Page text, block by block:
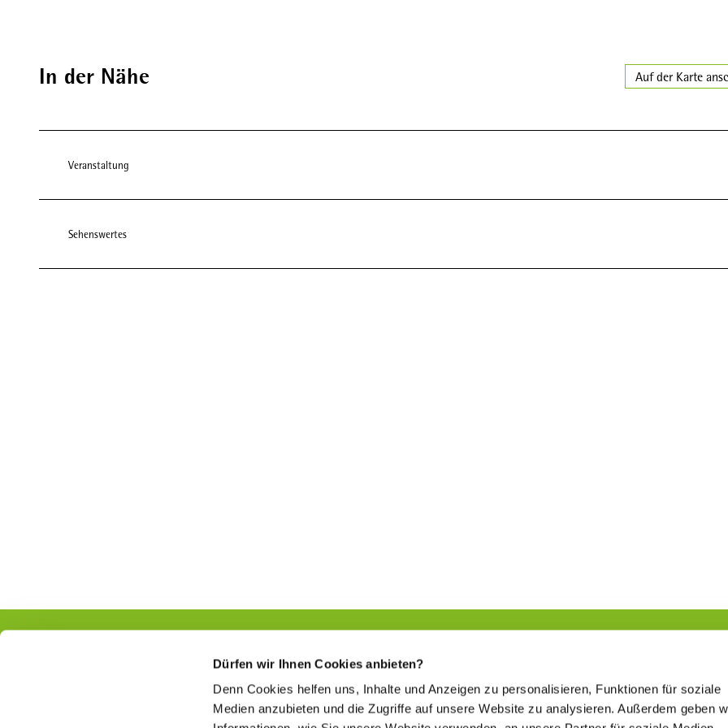
Dürfen wir Ihnen Cookies anbieten?
Denn Cookies helfen uns, Inhalte und Anzeigen zu personalisieren, Funktionen für soziale
Medien anzubieten und die Zugriffe auf unsere Website zu analysieren. Außerdem geben
In der Nähe Auf der Karte
Veranstaltung
Sehenswertes
Sich etwas Gutes tun